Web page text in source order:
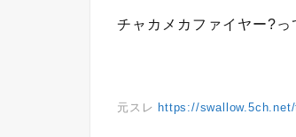
チャカメカファイヤー?っ
元スレ https://